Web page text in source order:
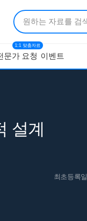
문가 요청
1:1 맞춤자료
이벤트
설계
최초등록일